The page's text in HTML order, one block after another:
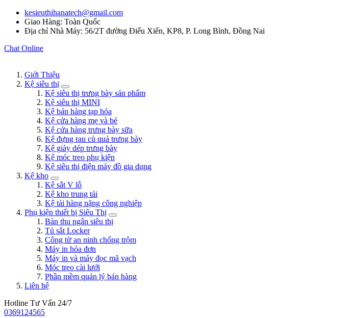
kesieuthihanatech@gmail.com
Giao Hàng: Toàn Quốc
Địa chỉ Nhà Máy: 56/2T đường Điểu Xiển, KP8, P. Long Bình, Đồng Nai
Chat Online
Giới Thiệu
Kệ siêu thị
Kệ siêu thị trưng bày sản phẩm
Kệ siêu thị MINI
Kệ bán hàng tạp hóa
Kệ cửa hàng mẹ và bé
Kệ cửa hàng trưng bày sữa
Kệ đựng rau củ quả trưng bày
Kệ giày dép trưng bày
Kệ móc treo phụ kiện
Kệ siêu thị điện máy đồ gia dụng
Kệ kho
Kệ sắt V lỗ
Kệ kho trung tải
Kệ tải hàng nặng công nghiệp
Phụ kiện thiết bị Siêu Thị
Bàn thu ngân siêu thị
Tủ sắt Locker
Công từ an ninh chống trộm
Máy in hóa đơn
Máy in và máy đọc mã vạch
Móc treo cài lưới
Phần mềm quản lý bán hàng
Liên hệ
Hotline Tư Vấn 24/7
0369124565